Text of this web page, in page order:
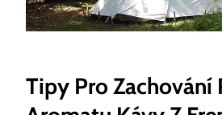
Tipy Pro Zachování